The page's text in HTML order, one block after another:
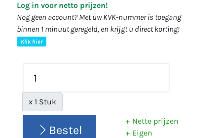
Log in voor netto prijzen!
Nog geen account? Met uw KVK-nummer is toegang
binnen 1 minuut geregeld, en krijgt u direct korting!
Klik hier
x 1 Stuk
Bestel
Nette prijzen
Eigen